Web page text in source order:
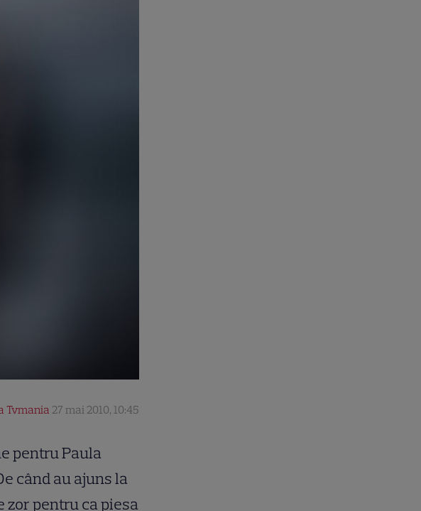
Tvmania 27 mai 2010, 10:45
pentru Paula
când au ajuns la
zor pentru ca piesa